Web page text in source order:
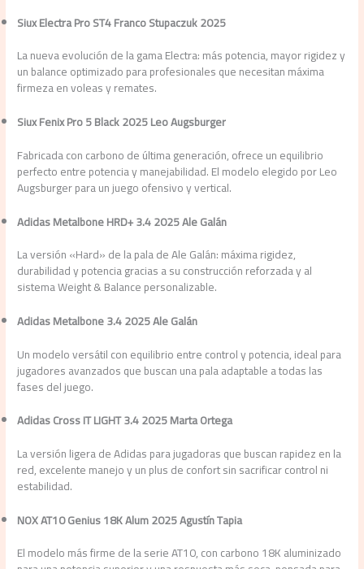
Siux Electra Pro ST4 Franco Stupaczuk 2025
La nueva evolución de la gama Electra: más potencia, mayor rigidez y
un balance optimizado para profesionales que necesitan máxima
firmeza en voleas y remates.
Siux Fenix Pro 5 Black 2025 Leo Augsburger
Fabricada con carbono de última generación, ofrece un equilibrio
perfecto entre potencia y manejabilidad. El modelo elegido por Leo
Augsburger para un juego ofensivo y vertical.
Adidas Metalbone HRD+ 3.4 2025 Ale Galán
La versión «Hard» de la pala de Ale Galán: máxima rigidez,
durabilidad y potencia gracias a su construcción reforzada y al
sistema Weight & Balance personalizable.
Adidas Metalbone 3.4 2025 Ale Galán
Un modelo versátil con equilibrio entre control y potencia, ideal para
jugadores avanzados que buscan una pala adaptable a todas las
fases del juego.
Adidas Cross IT LIGHT 3.4 2025 Marta Ortega
La versión ligera de Adidas para jugadoras que buscan rapidez en la
red, excelente manejo y un plus de confort sin sacrificar control ni
estabilidad.
NOX AT10 Genius 18K Alum 2025 Agustín Tapia
El modelo más firme de la serie AT10, con carbono 18K aluminizado